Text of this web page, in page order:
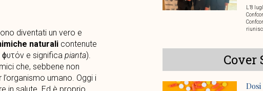
diventati un vero e
naturalicontenute
ϕυτόνe significa pianta).
che, sebbene non
umano. Oggi i
in salute. Ed è proprio
L’8
Cover